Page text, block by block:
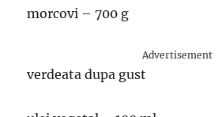
morcovi – 700 g
Advertisement
verdeata dupa gust